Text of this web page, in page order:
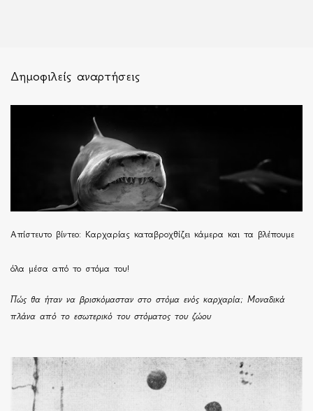
Δημοφιλείς αναρτήσεις
Απίστευτο βίντεο: Καρχαρίας καταβροχθίζει κάμερα και τα βλέπουμε
όλα μέσα από το στόμα του!
Πώς θα ήταν να βρισκόμασταν στο στόμα ενός καρχαρία; Μοναδικά
πλάνα από το εσωτερικό του στόματος του ζώου